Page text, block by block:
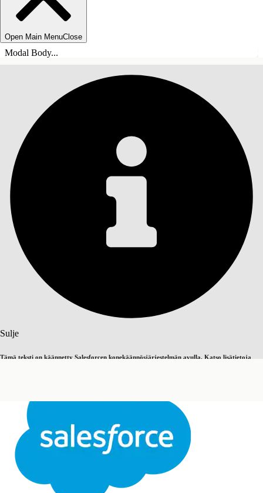
Open Main MenuClose
Modal Body...
Sulje
Tämä teksti on käännetty Salesforcen konekäännösjärjestelmän avulla. Katso lisätietoja
Sulje
SISÄLLYSLUETTELO